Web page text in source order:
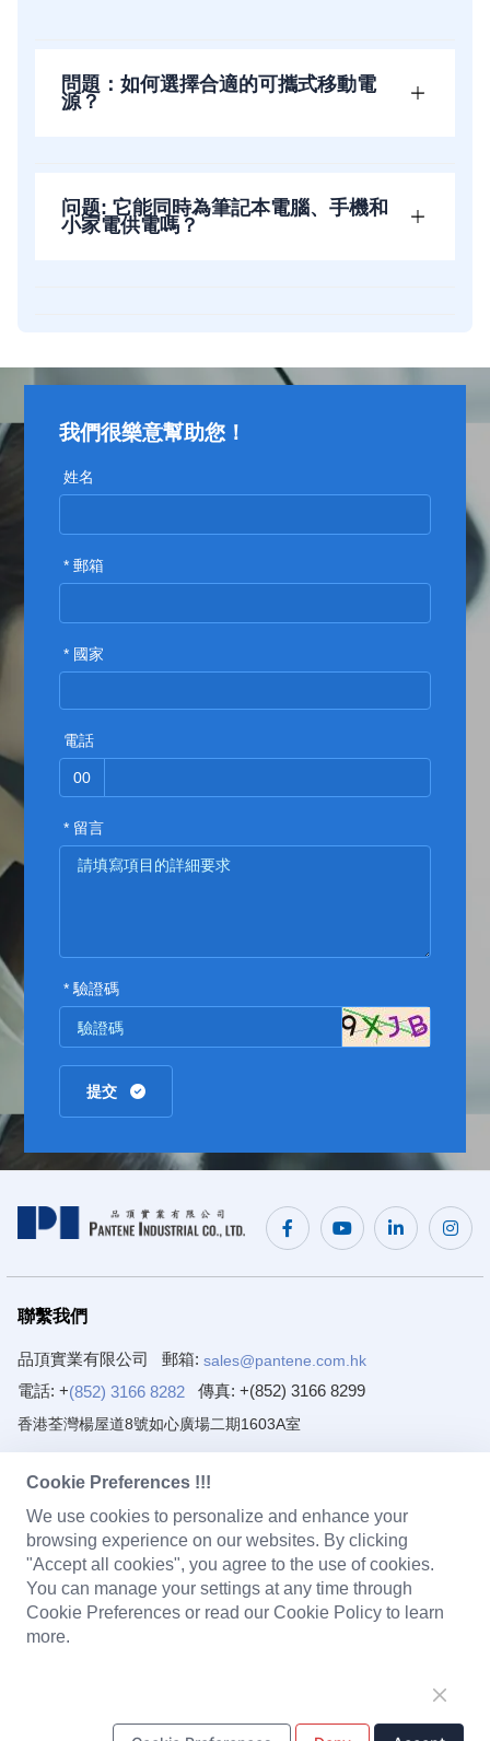
問題：如何選擇合適的可攜式移動電
源？
问题: 它能同時為筆記本電腦、手機和
小家電供電嗎？
我們很樂意幫助您！
姓名
* 郵箱
* 國家
電話
00
* 留言
* 驗證碼
提交
聯繫我們
品頂實業有限公司 郵箱: sales@pantene.com.hk
電話: +(852) 3166 8282 傳真: +(852) 3166 8299
香港荃灣楊屋道8號如心廣場二期1603A室
東莞品泰電子有限公司 郵箱:
(86) 769 8222 2231
廣東省東莞市寮步鎮藥勒源豐路7號1樓～4樓
產品中心
電磁閥線圈
Cookie Preferences !!!
We use cookies to personalize and enhance your
browsing experience on our websites. By clicking
"Accept all cookies", you agree to the use of cookies.
You can manage your settings at any time through
Cookie Preferences or read our Cookie Policy to learn
more.